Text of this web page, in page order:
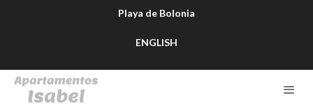
Playa de Bolonia
ENGLISH